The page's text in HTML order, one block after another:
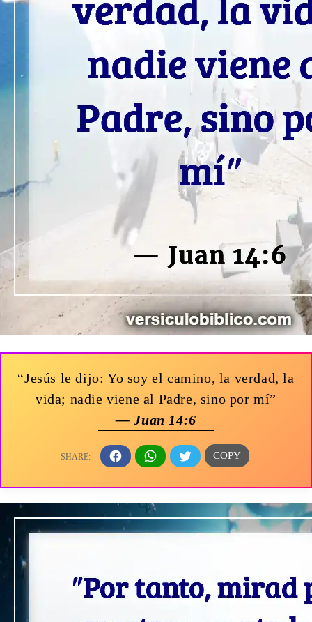
“Jesús le dijo: Yo soy el camino, la verdad, la
vida; nadie viene al Padre, sino por mí”
— Juan 14:6